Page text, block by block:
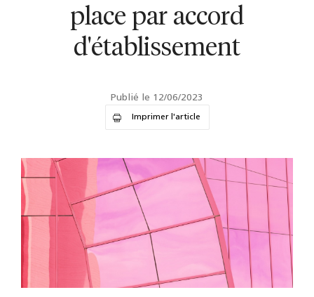
place par accord
d'établissement
Publié le 12/06/2023
Imprimer l'article